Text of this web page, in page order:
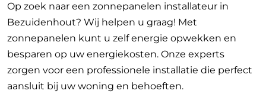
Op zoek naar een zonnepanelen installateur in
Bezuidenhout? Wij helpen u graag! Met
zonnepanelen kunt u zelf energie opwekken en
besparen op uw energiekosten. Onze experts
zorgen voor een professionele installatie die perfect
aansluit bij uw woning en behoeften.